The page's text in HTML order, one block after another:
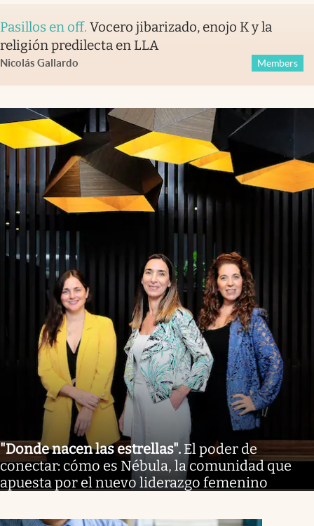
Pasillos en off. Vocero jibarizado, enojo K y la
religión predilecta en LLA
Nicolás Gallardo Members
"Donde nacen las estrellas". El poder de
conectar: cómo es Nébula, la comunidad que
apuesta por el nuevo liderazgo femenino